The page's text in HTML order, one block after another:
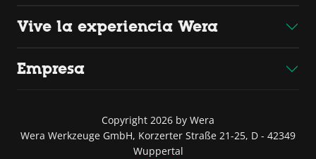
Vive la experiencia Wera
Empresa
Copyright 2026 by Wera
Wera Werkzeuge GmbH, Korzerter Straße 21-25, D - 42349
Wuppertal